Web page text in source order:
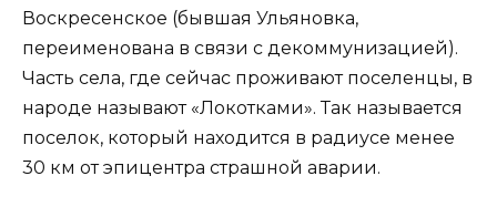
Воскресенское (бывшая Ульяновка,
переименована в связи с декоммунизацией).
Часть села, где сейчас проживают поселенцы, в
народе называют «Локотками». Так называется
поселок, который находится в радиусе менее
30 км от эпицентра страшной аварии.